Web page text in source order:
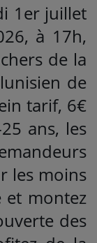
1er juillet
à 17h,
de la
de
tarif, 6€
ans, les
les moins
et montez
des